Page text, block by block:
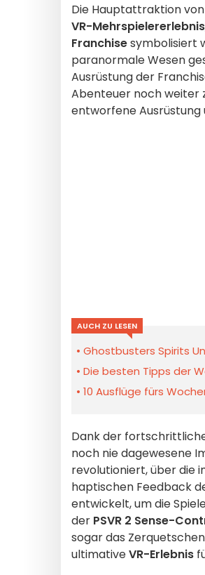
Die Hauptattraktion von
VR-Mehrspielererlebnis
Franchisesymbolisiert
paranormale Wesen
Ausrüstung der
Abenteuer noch weiter
entworfene Ausrüstung
AUCH ZU LESEN
Ghostbusters Spirits
Die besten Tipps der
10 Ausflüge fürs
Dank der
noch nie dagewesene
revolutioniert, über die
haptischen Feedback
entwickelt, um die
der PSVR 2 Sense-
sogar das
ultimativeVR-Erlebnis